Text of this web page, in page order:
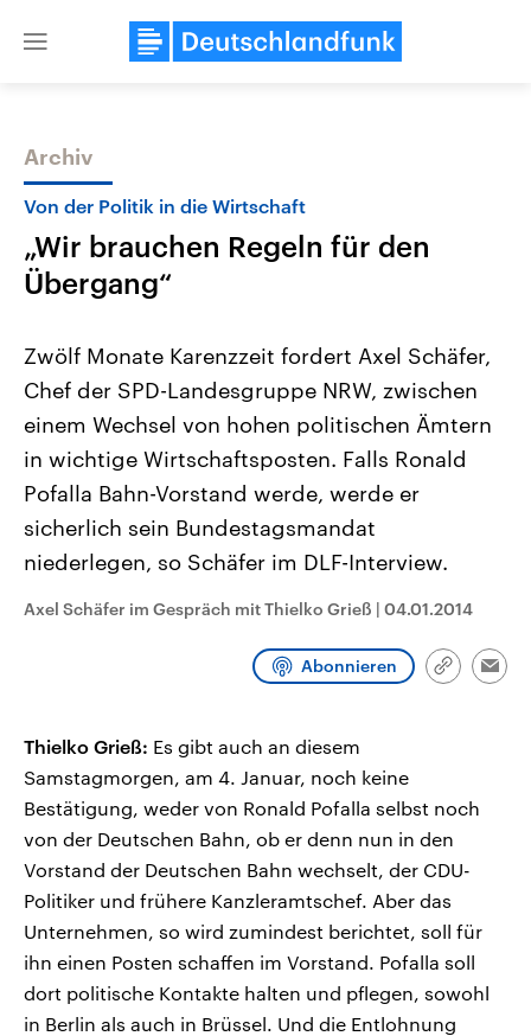
Close
Themen
Landtagswahl Sachsen-Anhalt
2026
Alle Informationen
Sachsen-Anhalt wählt am 6.
September 2026 einen neuen
Landtag. Seit 2021 wird das
Bundesland von einer Koalition aus
Umfragen, Prognosen,
und Hintergründe zu den Parteien
und Kandidaten der anstehenden
USA
Aktuelle Beiträge,
Hintergründe
Wirtschaftlich und
gehören die Vereinigten
den mächtigsten Ländern
mit großem Einfluss auf
Sendungen Programm Podcasts
Archiv
Von der Politik in die Wirtschaft
„Wir brauchen Regeln für den
Übergang“
Zwölf Monate Karenzzeit fordert Axel Schäfer,
Chef der SPD-Landesgruppe NRW, zwischen
einem Wechsel von hohen politischen Ämtern
in wichtige Wirtschaftsposten. Falls Ronald
Pofalla Bahn-Vorstand werde, werde er
sicherlich sein Bundestagsmandat
niederlegen, so Schäfer im DLF-Interview.
Axel Schäfer im Gespräch mit Thielko Grieß | 04.01.2014
Abonnieren
Link
Thielko Grieß: Es gibt auch an diesem
Samstagmorgen, am 4. Januar, noch keine
Bestätigung, weder von Ronald Pofalla selbst noch
von der Deutschen Bahn, ob er denn nun in den
Vorstand der Deutschen Bahn wechselt, der CDU-
Politiker und frühere Kanzleramtschef. Aber das
Unternehmen, so wird zumindest berichtet, soll für
ihn einen Posten schaffen im Vorstand. Pofalla soll
dort politische Kontakte halten und pflegen, sowohl
in Berlin als auch in Brüssel. Und die Entlohnung